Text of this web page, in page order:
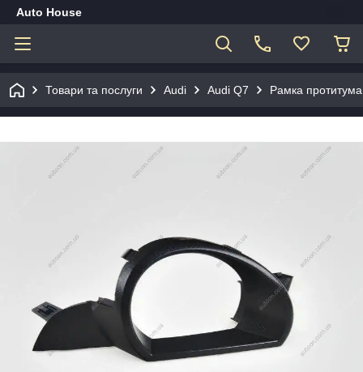
Auto House
Товари та послуги Audi Audi Q7 Рамка